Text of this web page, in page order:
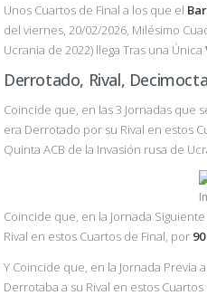
Unos Cuartos de Final a los que el
del viernes, 20/02/2026, Milésimo
Ucrania de 2022) llega Tras una Única
Derrotado, Rival,
Coincide que, en las 3 Jornadas que
era Derrotado por su Rival en estos
Quinta ACB de la Invasión rusa de
Coincide que, en la Jornada
Rival en estos Cuartos de Final, por
Y Coincide que, en la Jornada Previa
Derrotaba a su Rival en estos